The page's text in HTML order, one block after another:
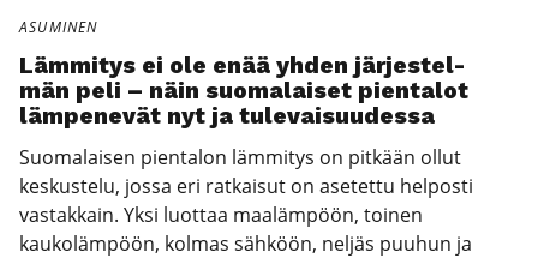
ASUMINEN
Läm­mi­tys ei ole enää yhden jär­jes­tel­
män peli – näin suo­ma­lai­set pien­ta­lot
läm­pe­ne­vät nyt ja tule­vai­suu­des­sa
Suomalaisen pientalon lämmitys on pitkään ollut
keskustelu, jossa eri ratkaisut on asetettu helposti
vastakkain. Yksi luottaa maalämpöön, toinen
kaukolämpöön, kolmas sähköön, neljäs puuhun ja